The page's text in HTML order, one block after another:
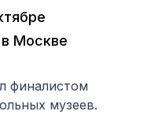
в Москве
финалистом
музеев.